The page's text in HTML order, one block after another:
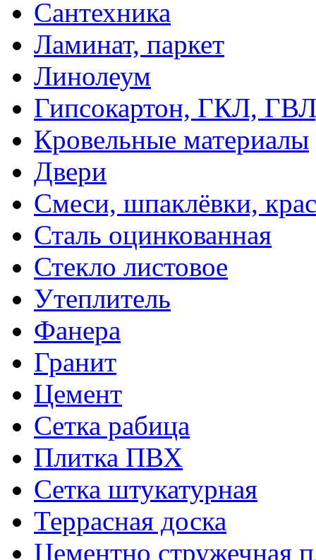
Сантехника
Ламинат, паркет
Линолеум
Гипсокартон, ГКЛ,
Кровельные материалы
Двери
Смеси, шпаклёвки,
Сталь оцинкованная
Стекло листовое
Утеплитель
Фанера
Гранит
Цемент
Сетка рабица
Плитка ПВХ
Сетка штукатурная
Террасная доска
Цементно стружечная